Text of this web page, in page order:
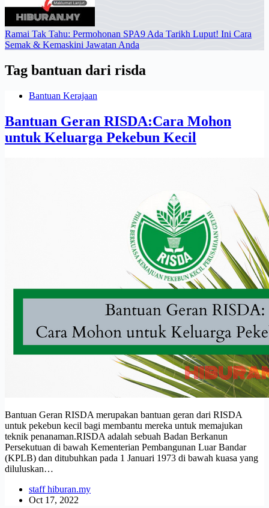
Ramai Tak Tahu: Permohonan SPA9 Ada Tarikh Luput! Ini Cara
Semak & Kemaskini Jawatan Anda
Tag bantuan dari risda
Bantuan Kerajaan
Bantuan Geran RISDA:Cara Mohon
untuk Keluarga Pekebun Kecil
Bantuan Geran RISDA merupakan bantuan geran dari RISDA
untuk pekebun kecil bagi membantu mereka untuk memajukan
teknik penanaman.RISDA adalah sebuah Badan Berkanun
Persekutuan di bawah Kementerian Pembangunan Luar Bandar
(KPLB) dan ditubuhkan pada 1 Januari 1973 di bawah kuasa yang
diluluskan…
staff hiburan.my
Oct 17, 2022